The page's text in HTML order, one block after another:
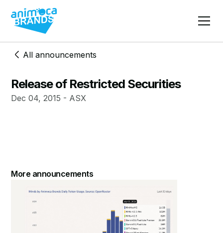
All announcements
Release of Restricted Securities
Dec 04, 2015 - ASX
More announcements